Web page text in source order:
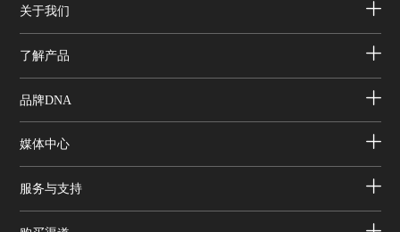
关于我们
了解产品
品牌DNA
媒体中心
服务与支持